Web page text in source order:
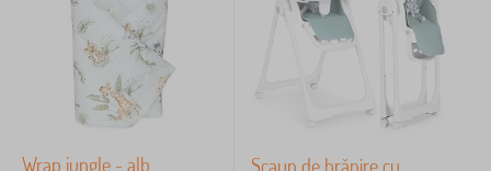
Wrap jungle - alb
Scaun de hrănire cu